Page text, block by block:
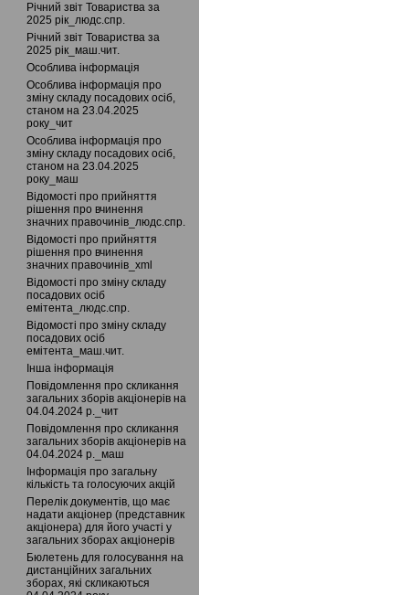
Річний звіт Товариства за
2025 рік_людс.спр.
Річний звіт Товариства за
2025 рік_маш.чит.
Особлива інформація
Особлива інформація про
зміну складу посадових осіб,
станом на 23.04.2025
року_чит
Особлива інформація про
зміну складу посадових осіб,
станом на 23.04.2025
року_маш
Відомості про прийняття
рішення про вчинення
значних правочинів_людс.спр.
Відомості про прийняття
рішення про вчинення
значних правочинів_xml
Відомості про зміну складу
посадових осіб
емітента_людс.спр.
Відомості про зміну складу
посадових осіб
емітента_маш.чит.
Інша інформація
Повідомлення про скликання
загальних зборів акціонерів на
04.04.2024 р._чит
Повідомлення про скликання
загальних зборів акціонерів на
04.04.2024 р._маш
Інформація про загальну
кількість та голосуючих акцій
Перелік документів, що має
надати акціонер (представник
акціонера) для його участі у
загальних зборах акціонерів
Бюлетень для голосування на
дистанційних загальних
зборах, які скликаються